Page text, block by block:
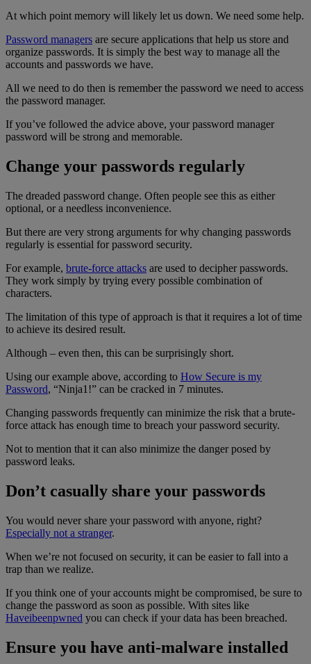
At which point memory will likely let us down. We need some help.
Password managers are secure applications that help us store and
organize passwords. It is simply the best way to manage all the
accounts and passwords we have.
All we need to do then is remember the password we need to access
the password manager.
If you’ve followed the advice above, your password manager
password will be strong and memorable.
Change your passwords regularly
The dreaded password change. Often people see this as either
optional, or a needless inconvenience.
But there are very strong arguments for why changing passwords
regularly is essential for password security.
For example, brute-force attacks are used to decipher passwords.
They work simply by trying every possible combination of
characters.
The limitation of this type of approach is that it requires a lot of time
to achieve its desired result.
Although – even then, this can be surprisingly short.
Using our example above, according to How Secure is my
Password, “Ninja1!” can be cracked in 7 minutes.
Changing passwords frequently can minimize the risk that a brute-
force attack has enough time to breach your password security.
Not to mention that it can also minimize the danger posed by
password leaks.
Don’t casually share your passwords
You would never share your password with anyone, right?
Especially not a stranger.
When we’re not focused on security, it can be easier to fall into a
trap than we realize.
If you think one of your accounts might be compromised, be sure to
change the password as soon as possible. With sites like
Haveibeenpwned you can check if your data has been breached.
Ensure you have anti-malware installed